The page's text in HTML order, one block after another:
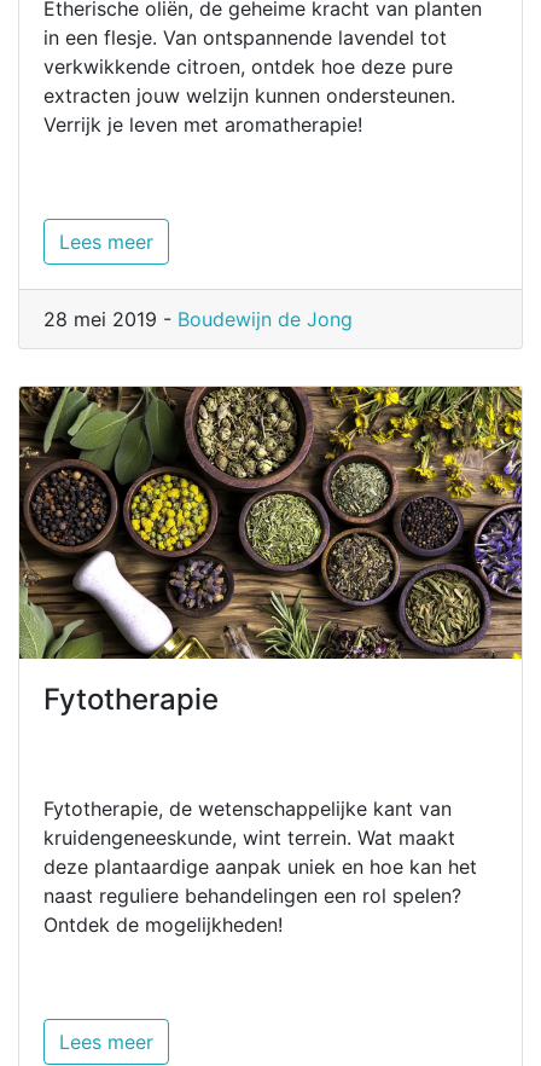
Etherische oliën, de geheime kracht van planten
in een flesje. Van ontspannende lavendel tot
verkwikkende citroen, ontdek hoe deze pure
extracten jouw welzijn kunnen ondersteunen.
Verrijk je leven met aromatherapie!
Lees meer
28 mei 2019 - Boudewijn de Jong
Fytotherapie
Fytotherapie, de wetenschappelijke kant van
kruidengeneeskunde, wint terrein. Wat maakt
deze plantaardige aanpak uniek en hoe kan het
naast reguliere behandelingen een rol spelen?
Ontdek de mogelijkheden!
Lees meer